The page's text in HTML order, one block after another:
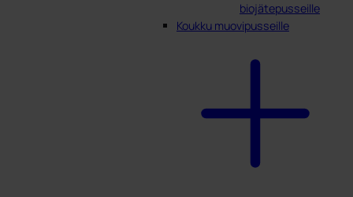
biojätepusseille
Koukku muovipusseille